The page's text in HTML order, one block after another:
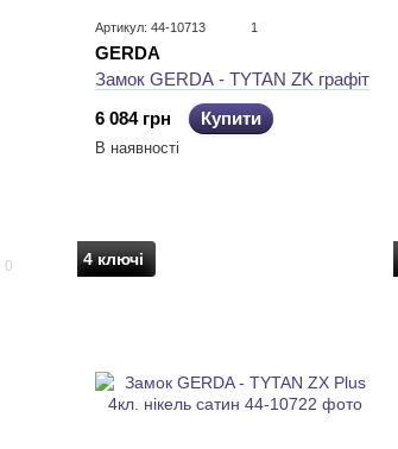
Артикул: 44-10713 1
GERDA
Замок GERDA - TYTAN ZK графіт
6 084 грн
Купити
В наявності
4 ключі
0